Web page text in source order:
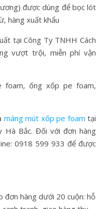
được dùng để bọc lót
hàng xuất khẩu
tại Công Ty TNHH Cách
vượt trội, miễn phí vận
foam, ống xốp pe foam,
màng mút xốp pe foam tại
Hà Bắc. Đối với đơn hàng
0918 599 933 để được
đơn hàng dưới 20 cuộn: hỗ